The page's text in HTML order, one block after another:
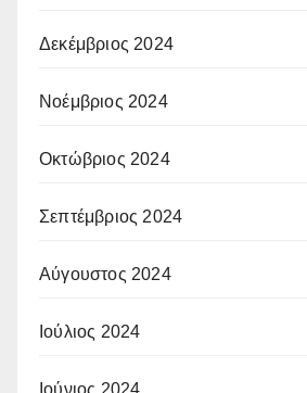
Δεκέμβριος 2024
Νοέμβριος 2024
Οκτώβριος 2024
Σεπτέμβριος 2024
Αύγουστος 2024
Ιούλιος 2024
Ιούνιος 2024